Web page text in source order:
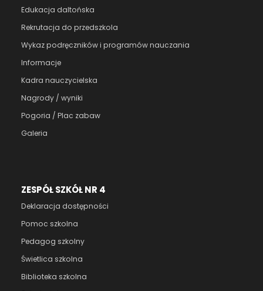
Edukacja daltońska
Rekrutacja do przedszkola
Wykaz podręczników i programów nauczania
Informacje
Kadra nauczycielska
Nagrody / wyniki
Pogoria / Plac zabaw
Galeria
ZESPÓŁ SZKÓŁ NR 4
Deklaracja dostępności
Pomoc szkolna
Pedagog szkolny
Świetlica szkolna
Biblioteka szkolna